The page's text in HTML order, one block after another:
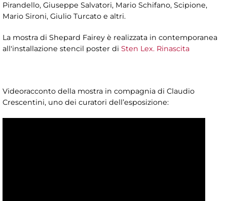
Pirandello, Giuseppe Salvatori, Mario Schifano, Scipione,
Mario Sironi, Giulio Turcato e altri.
La mostra di Shepard Fairey è realizzata in contemporanea
all'installazione stencil poster di Sten Lex. Rinascita
Videoracconto della mostra in compagnia di Claudio
Crescentini, uno dei curatori dell’esposizione: